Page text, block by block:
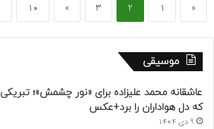
«
1
2
3
»
10
موسیقی
عاشقانه محمد علیزاده برای «نور چشمش»؛ تبریکی
که دل هواداران را برد+عکس
9 دی 1404